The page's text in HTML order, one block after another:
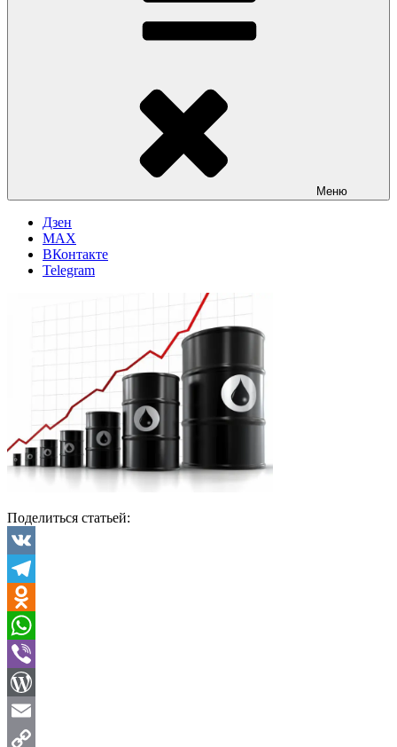
Меню
Дзен
MAX
ВКонтакте
Telegram
Поделиться статьей:
VK
Telegram
Odnoklassniki
WhatsApp
Viber
WordPress
Email